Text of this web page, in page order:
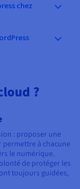
chez
?
: proposer une
à chacune
le numérique.
de protéger les
toujours guidées,